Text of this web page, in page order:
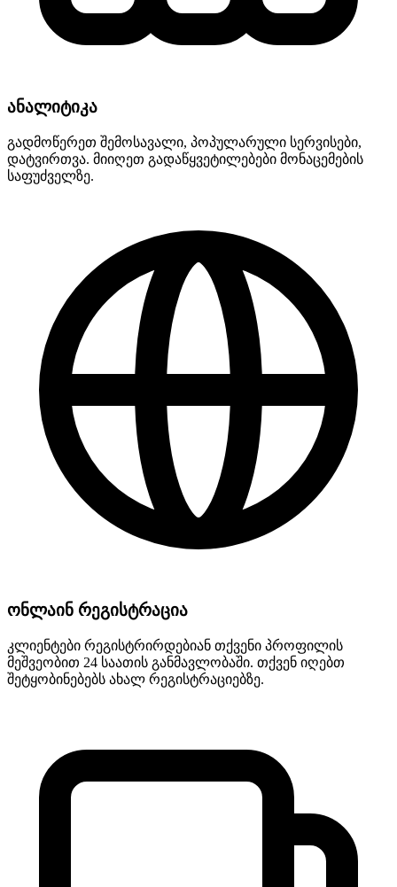
ანალიტიკა
გადმოწერეთ შემოსავალი, პოპულარული სერვისები,
დატვირთვა. მიიღეთ გადაწყვეტილებები მონაცემების
საფუძველზე.
ონლაინ რეგისტრაცია
კლიენტები რეგისტრირდებიან თქვენი პროფილის
მეშვეობით 24 საათის განმავლობაში. თქვენ იღებთ
შეტყობინებებს ახალ რეგისტრაციებზე.